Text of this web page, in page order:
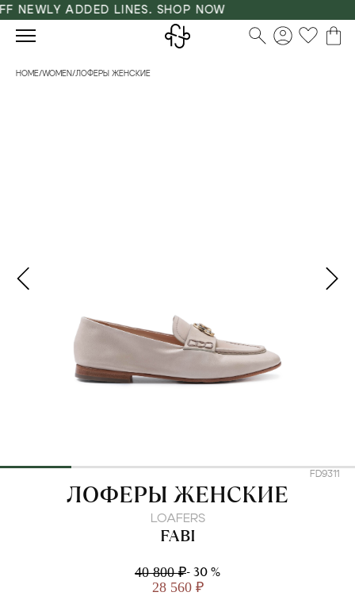
ADDED LINES. SHOP NOW
HOME/WOMEN/ЛОФЕРЫ ЖЕНСКИЕ
FD9311
FABI
ЛОФЕРЫ ЖЕНСКИЕ
LOAFERS
FABI
40 800 ₽- 30 %
28 560 ₽